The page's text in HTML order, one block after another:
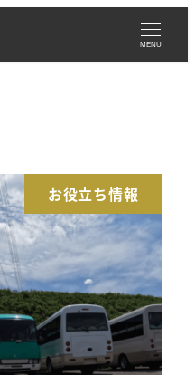
MENU
お役立ち情報